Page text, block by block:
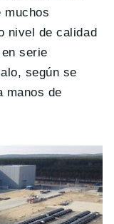
muchos
nivel de calidad
serie
según se
manos de